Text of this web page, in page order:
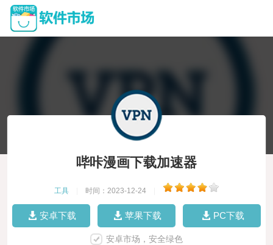
哔咔漫画下载加速器
工具 时间：2023-12-24
安卓下载 苹果下载 PC下载
安卓市场，安全绿色